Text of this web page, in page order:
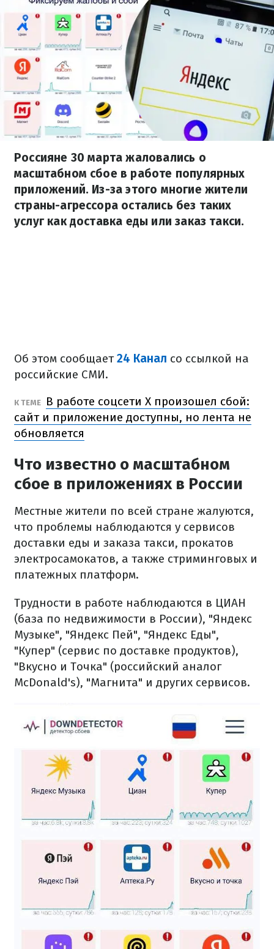
Россияне 30 марта жаловались о
масштабном сбое в работе популярных
приложений. Из-за этого многие жители
страны-агрессора остались без таких
услуг как доставка еды или заказ такси.
Об этом сообщает24 Канал со ссылкой на
российские СМИ.
К ТЕМЕ
В работе соцсети X произошел сбой:
сайт и приложение доступны, но лента не
обновляется
Что известно о масштабном
сбое в приложениях в России
Местные жители по всей стране жалуются,
что проблемы наблюдаются у сервисов
доставки еды и заказа такси, прокатов
электросамокатов, а также стриминговых и
платежных платформ.
Трудности в работе наблюдаются в ЦИАН
(база по недвижимости в России), "Яндекс
Музыке", "Яндекс Пей", "Яндекс Еды",
"Купер" (сервис по доставке продуктов),
"Вкусно и Точка" (российский аналог
McDonald's), "Магнита" и других сервисов.